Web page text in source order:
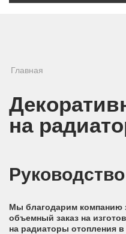
Вы здесь
Главная
на
Мы благодарим компанию
объемный заказ на
на радиаторы отопления в